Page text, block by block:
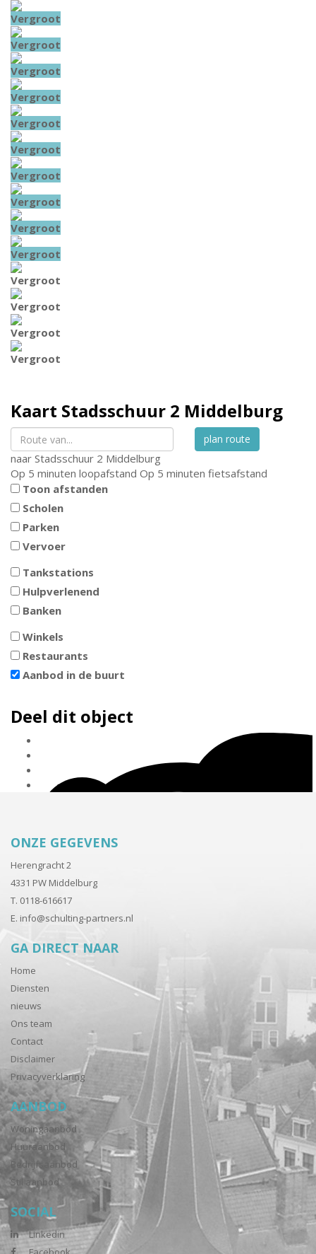
Vergroot
Vergroot
Vergroot
Vergroot
Vergroot
Vergroot
Vergroot
Vergroot
Vergroot
Vergroot
Vergroot
Vergroot
Vergroot
Vergroot
Kaart Stadsschuur 2 Middelburg
plan route
naar Stadsschuur 2 Middelburg
Op 5 minuten loopafstand Op 5 minuten fietsafstand
Toon afstanden
Scholen
Parken
Vervoer
Tankstations
Hulpverlenend
Banken
Winkels
Restaurants
Aanbod in de buurt
Deel dit object
ONZE GEGEVENS
Herengracht 2
4331 PW Middelburg
T. 0118-616617
E. info@schulting-partners.nl
GA DIRECT NAAR
Home
Diensten
nieuws
Ons team
Contact
Disclaimer
Privacyverklaring
AANBOD
Woningaanbod
Huuraanbod
Bedrijfsaanbod
Stil aanbod
SOCIAL
Linkedin